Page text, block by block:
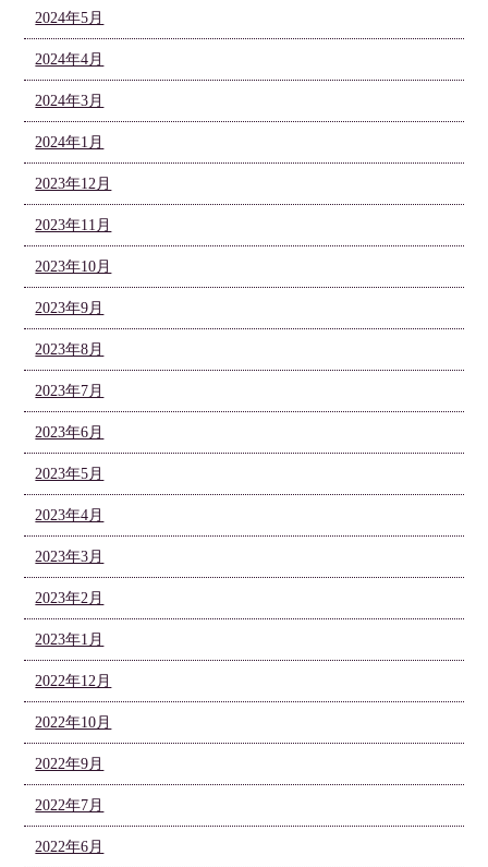
2024年5月
2024年4月
2024年3月
2024年1月
2023年12月
2023年11月
2023年10月
2023年9月
2023年8月
2023年7月
2023年6月
2023年5月
2023年4月
2023年3月
2023年2月
2023年1月
2022年12月
2022年10月
2022年9月
2022年7月
2022年6月